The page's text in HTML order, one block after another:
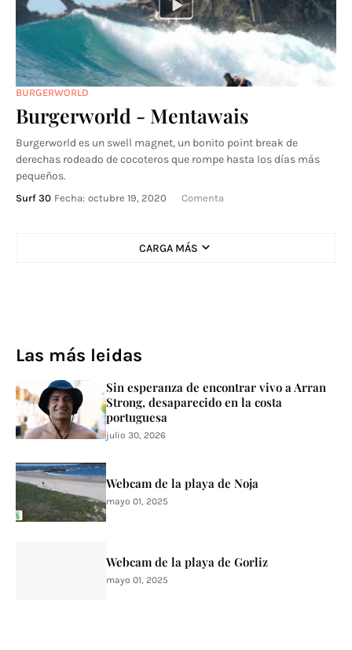
BURGERWORLD
Burgerworld - Mentawais
Burgerworld es un swell magnet, un bonito point break de
derechas rodeado de cocoteros que rompe hasta los días más
pequeños.
Surf 30 Fecha: octubre 19, 2020 Comenta
CARGA MÁS
Las más leidas
Sin esperanza de encontrar vivo a Arran
Strong, desaparecido en la costa
portuguesa
julio 30, 2026
Webcam de la playa de Noja
mayo 01, 2025
Webcam de la playa de Gorliz
mayo 01, 2025